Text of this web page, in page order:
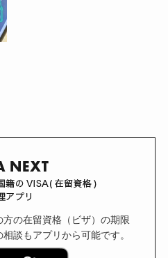
の在留資格（ビザ）の期限
談もアプリから可能です。